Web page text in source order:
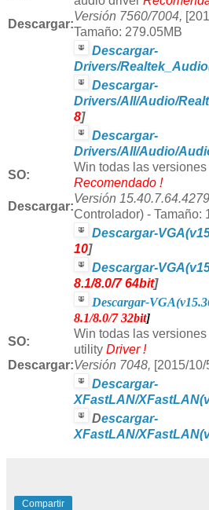
Descargar:
Versión 7560/7004,
Tamaño: 279.05MB
Descargar-
Drivers/
Descargar-
Drivers/All/Audio/
8]
Descargar-
Drivers/All/Audio/
SO:
Win todas las
Recomendado !
Descargar:
Versión
Controlador) - Tamaño:
Descargar-
10]
Descargar-
8.1/8.0/7 64bit]
Descargar-
8.1/8.0/7 32bit]
SO:
Win todas las
utility Driver !
Descargar:Versión 7048, [2015/
Descargar-
XFastLAN/
Descargar-
XFastLAN/
Compartir